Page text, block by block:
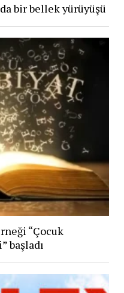
bir bellek yürüyüşü
“Çocuk
başladı